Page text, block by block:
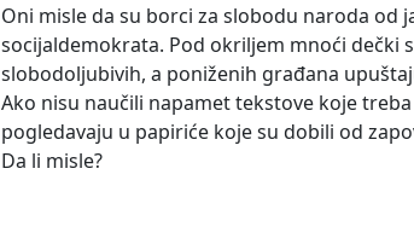
Oni misle da su borci za slobodu naroda od
socijaldemokrata. Pod okriljem mnoći dečki
slobodoljubivih, a poniženih građana
Ako nisu naučili napamet tekstove koje
pogledavaju u papiriće koje su dobili od
Da li misle?